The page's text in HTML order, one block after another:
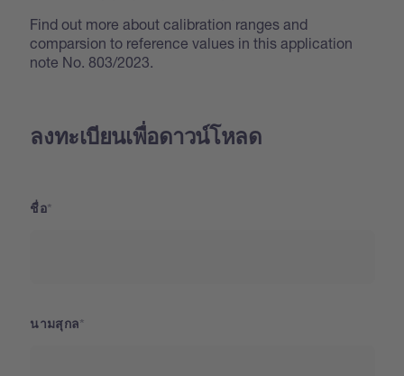
Find out more about calibration ranges and
comparsion to reference values in this application
note No. 803/2023.
ลงทะเบียนเพื่อดาวน์โหลด
ชื่อ
นามสุกล